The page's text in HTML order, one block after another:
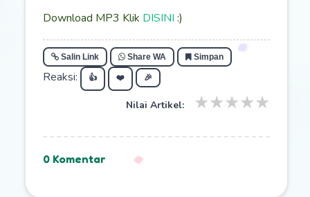
Download MP3 Klik DISINI :)
Salin Link Share WA Simpan
Reaksi: 👍 ❤️ 🎉
Nilai Artikel: ★
★
★
★
★
0 Komentar